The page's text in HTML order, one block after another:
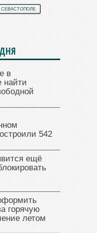
в
найти
542
ещё
горячую
летом